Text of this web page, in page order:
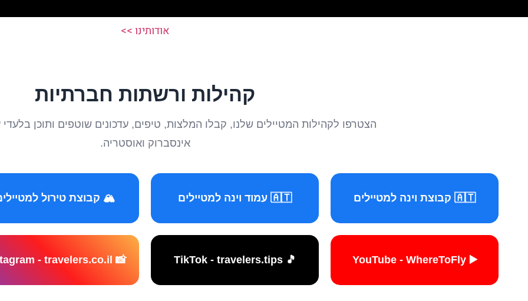
אודותינו >>
קהילות ורשתות חברתיות
הצטרפו לקהילות המטיילים שלנו, קבלו המלצות, טיפים, עדכונים שוטפים ותוכן בלעדי
אינסברוק ואוסטריה.
🇦🇹 קבוצת וינה למטיילים 🇦🇹 עמוד וינה למטיילים 🏔️ קבוצת טירול
▶️ YouTube - WhereToFly
🎵 TikTok - travelers.tips
📸 Instagram - travelers.co.il